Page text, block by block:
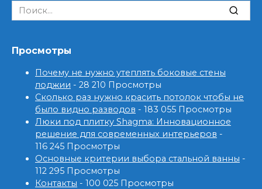
Search
for:
Просмотры
Почему не нужно утеплять боковые стены
лоджии - 28 210 Просмотры
Сколько раз нужно красить потолок чтобы не
было видно разводов - 183 055 Просмотры
Люки под плитку Shagma: Инновационное
решение для современных интерьеров -
116 245 Просмотры
Основные критерии выбора стальной ванны -
112 295 Просмотры
Контакты - 100 025 Просмотры